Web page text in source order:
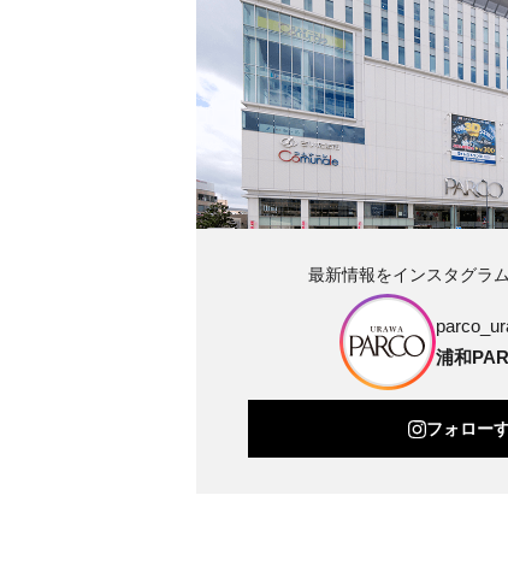
最新情報をインスタグラ
浦和
フォロー